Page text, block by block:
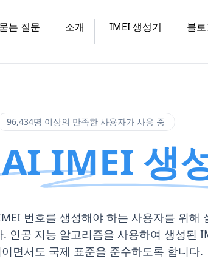
는 질문 소개 IMEI 생성기 블
96,434명 이상의 만족한 사용자가 사용 중
IMEI 생
번호를 생성해야 하는 사용자를 위해
인공 지능 알고리즘을 사용하여 생성된
면서도 국제 표준을 준수하도록 합니다.